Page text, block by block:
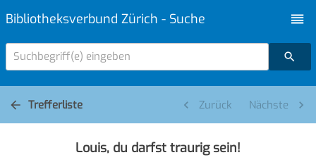
Bibliotheksverbund Zürich - Suche
Suchbegriff(e) eingeben
Trefferliste Zurück Nächste
Louis, du darfst traurig sein!